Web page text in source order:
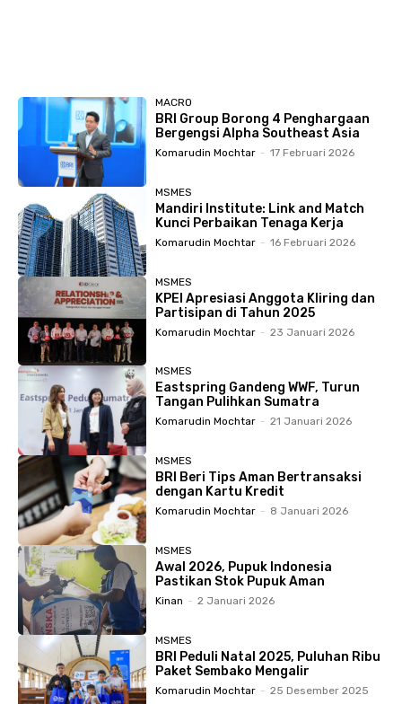
MACRO
BRI Group Borong 4 Penghargaan
Bergengsi Alpha Southeast Asia
Komarudin Mochtar - 17 Februari 2026
MSMES
Mandiri Institute: Link and Match
Kunci Perbaikan Tenaga Kerja
Komarudin Mochtar - 16 Februari 2026
MSMES
KPEI Apresiasi Anggota Kliring dan
Partisipan di Tahun 2025
Komarudin Mochtar - 23 Januari 2026
MSMES
Eastspring Gandeng WWF, Turun
Tangan Pulihkan Sumatra
Komarudin Mochtar - 21 Januari 2026
MSMES
BRI Beri Tips Aman Bertransaksi
dengan Kartu Kredit
Komarudin Mochtar - 8 Januari 2026
MSMES
Awal 2026, Pupuk Indonesia
Pastikan Stok Pupuk Aman
Kinan - 2 Januari 2026
MSMES
BRI Peduli Natal 2025, Puluhan Ribu
Paket Sembako Mengalir
Komarudin Mochtar - 25 Desember 2025